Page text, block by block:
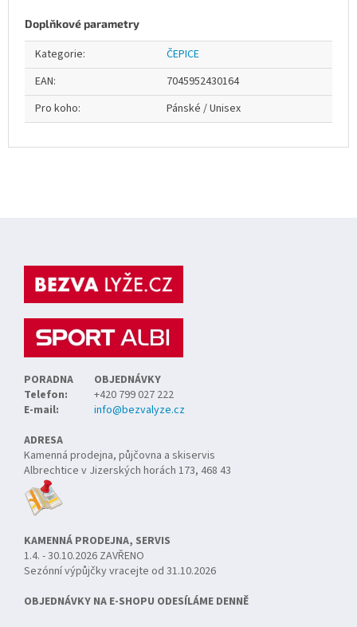
Doplňkové parametry
Kategorie:
ČEPICE
EAN:
7045952430164
Pro koho: Pánské / Unisex
PORADNA
OBJEDNÁVKY
Telefon:
+420 799 027 222
E-mail:
info@bezvalyze.cz
ADRESA
Kamenná prodejna, půjčovna a skiservis
Albrechtice v Jizerských horách 173, 468 43
KAMENNÁ PRODEJNA, SERVIS
1.4. - 30.10.2026 ZAVŘENO
Sezónní výpůjčky vracejte od 31.10.2026
OBJEDNÁVKY NA E-SHOPU ODESÍLÁME DENNĚ